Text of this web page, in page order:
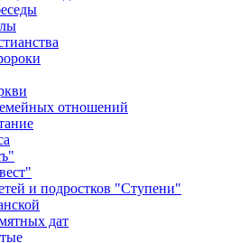
отношений
и подростков "Ступени"
дат